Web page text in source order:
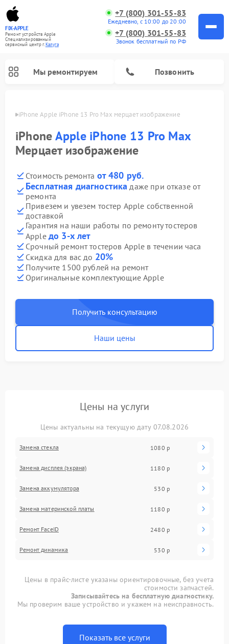
FIX-APPLE
Ремонт устройств Apple
Специализированный
cервисный центр г.Калуга
+7 (800) 301-55-83
Ежедневно, с 10:00 до 20:00
+7 (800) 301-55-83
Звонок бесплатный по РФ
Мы ремонтируем Позвонить
iPhone Apple iPhone 13 Pro Max мерцает изображение
iPhoneApple iPhone 13 Pro Max
Мерцает изображение
Стоимость ремонта от 480 руб.
Бесплатная диагностика даже при отказе от
ремонта
Привезем и увезем тостер Apple собственной
доставкой
Гарантия на наши работы по ремонту тостеров
Apple до 3-х лет
Срочный ремонт тостеров Apple в течении часа
Скидка для вас до 20%
Получите 1500 рублей на ремонт
Оригинальные комплектующие Apple
Получить консультацию
Наши цены
Цены на услуги
Цены актуальны на текущую дату 07.08.2026
Замена стекла 1080 р
Замена дисплея (экрана) 1180 р
Замена аккумулятора 530 р
Замена материнской платы 1180 р
Ремонт FaceID 2480 р
Ремонт динамика 530 р
Цены в прайс-листе указаны ориентировочные, без учета
стоимости запчастей.
Записывайтесь на бесплатную диагностику.
Мы проверим ваше устройство и укажем на неисправность.
Показать все услуги